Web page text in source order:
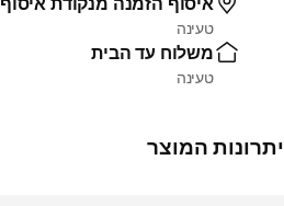
טעינה
משלוח עד הבית
טעינה
יתרונות המוצר